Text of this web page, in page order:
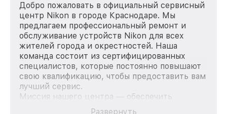
Добро пожаловать в официальный сервисный
центр Nikon в городе Краснодаре. Мы
предлагаем профессиональный ремонт и
обслуживание устройств Nikon для всех
жителей города и окрестностей. Наша
команда состоит из сертифицированных
специалистов, которые постоянно повышают
свою квалификацию, чтобы предоставить вам
лучший сервис.
Миссия нашего центра — обеспечить
качественный и доступный ремонт для
Развернуть